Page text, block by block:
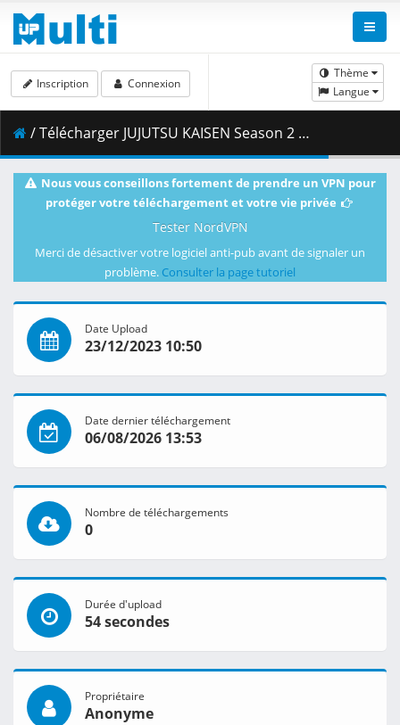
Thème
Langue
Inscription Connexion
/ Télécharger JUJUTSU KAISEN Season 2 E22 Transformation Part 2 2160p B-Global WEB-DL x264 [Japanese] (AAC 2.0 - 193kbps) MSubs_ToonsHub_.mkv.002 ( 389.26 MB )
Nous vous conseillons fortement de prendre un VPN pour
protéger votre téléchargement et votre vie privée
Tester NordVPN
Merci de désactiver votre logiciel anti-pub avant de signaler un
problème. Consulter la page tutoriel
Date Upload
23/12/2023 10:50
Date dernier téléchargement
06/08/2026 13:53
Nombre de téléchargements
0
Durée d'upload
54 secondes
Propriétaire
Anonyme